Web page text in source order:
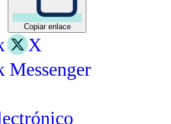
Copiar enlace
X
Messenger